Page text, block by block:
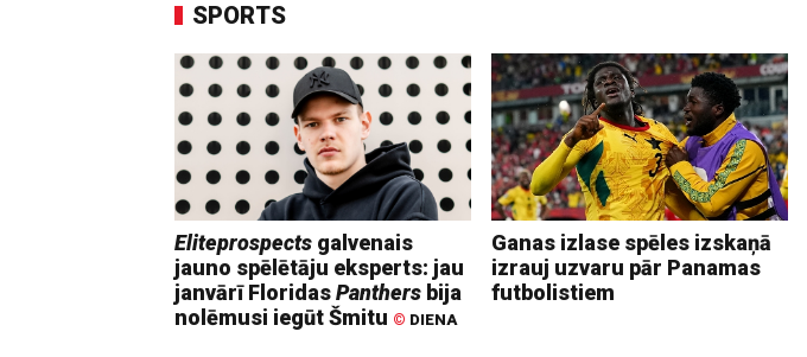
SPORTS
Eliteprospects galvenais
jauno spēlētāju eksperts: jau
janvārī FloridasPanthers bija
nolēmusi iegūt Šmitu © DIENA
Ganas izlase spēles izskaņā
izrauj uzvaru pār Panamas
futbolistiem